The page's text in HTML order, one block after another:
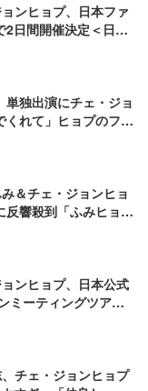
ンヒョプ、日本ファ
2日間開催決定＜日程
単独出演にチェ・ジョ
くれて」ヒョプのファ
＆チェ・ジョンヒョ
反響殺到「ふみヒョプ
ンヒョプ、日本公式
ミーティングツアー
チェ・ジョンヒョプ